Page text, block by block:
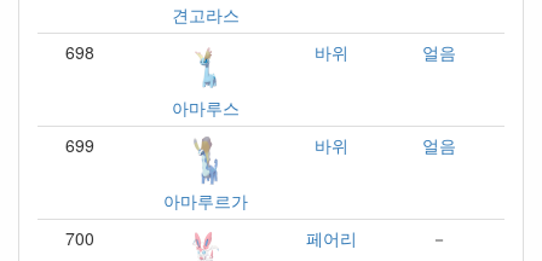
견고라스
698
아마루스
바위 얼음
699
아마루르가
바위 얼음
700 페어리 －